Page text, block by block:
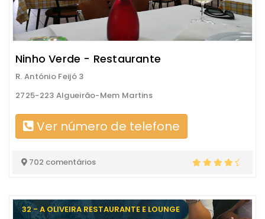
Ninho Verde - Restaurante
R. António Feijó 3
2725-223 Algueirão-Mem Martins
Ver número de telefone
702 comentários
32 - A OLIVEIRA RESTAURANTE E LOUNGE